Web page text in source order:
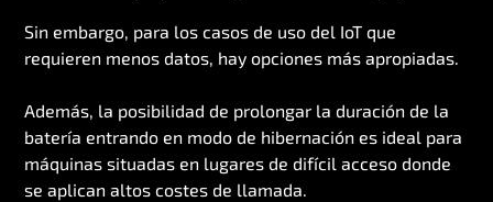
Sin embargo, para los casos de uso del IoT que
requieren menos datos, hay opciones más apropiadas.
Además, la posibilidad de prolongar la duración de la
batería entrando en modo de hibernación es ideal para
máquinas situadas en lugares de difícil acceso donde
se aplican altos costes de llamada.